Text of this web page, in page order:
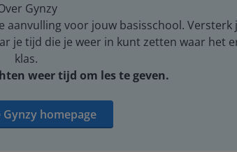
Gynzy
voor jouw basisschool.
je tijd die je weer in kunt zetten waar het
klas.
weer tijd om les te geven.
Gynzy homepage